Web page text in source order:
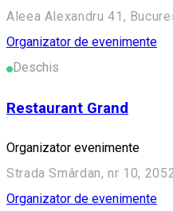
Aleea Alexandru 41,
Organizator de evenimente
Deschis
Restaurant Grand
Organizator evenimente
Strada Smârdan, nr 10,
Organizator de evenimente